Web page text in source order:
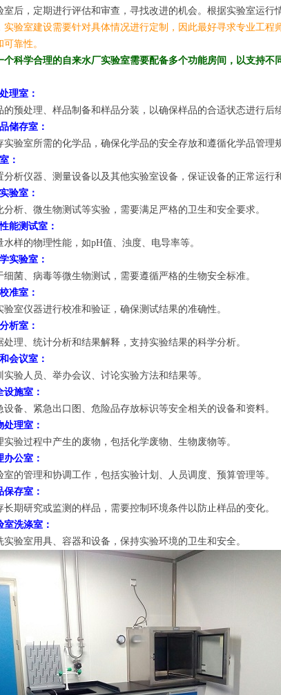
室后，定期进行评估和审查，寻找改进的机会。根据实验室运行
实验室建设需要针对具体情况进行定制，因此最好寻求专业工程
靠性。
个科学合理的自来水厂实验室需要配备多个功能房间，以支持
理室：
的预处理、样品制备和样品分装，以确保样品的合适状态进行后
储存室：
实验室所需的化学品，确保化学品的安全存放和遵循化学品管理
：
分析仪器、测量设备以及其他实验室设备，保证设备的正常运行
验室：
分析、微生物测试等实验，需要满足严格的卫生和安全要求。
能测试室：
水样的物理性能，如pH值、浊度、电导率等。
实验室：
细菌、病毒等微生物测试，需要遵循严格的生物安全标准。
准室：
验室仪器进行校准和验证，确保测试结果的准确性。
析室：
处理、统计分析和结果解释，支持实验结果的科学分析。
会议室：
实验人员、举办会议、讨论实验方法和结果等。
设施室：
设备、紧急出口图、危险品存放标识等安全相关的设备和资料。
处理室：
实验过程中产生的废物，包括化学废物、生物废物等。
办公室：
室的管理和协调工作，包括实验计划、人员调度、预算管理等。
保存室：
长期研究或监测的样品，需要控制环境条件以防止样品的变化。
室洗涤室：
实验室用具、容器和设备，保持实验环境的卫生和安全。